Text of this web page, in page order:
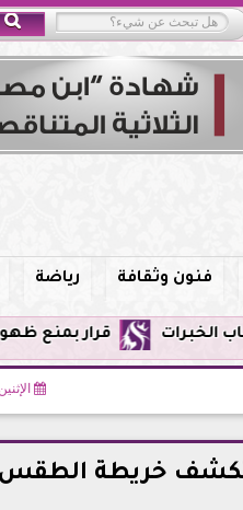
فنون وثقافة رياضة
قرار بمنع ظهور باربرا أونيل
الإثنين، 25
الأضحى 2026.. الأرصاد تكشف